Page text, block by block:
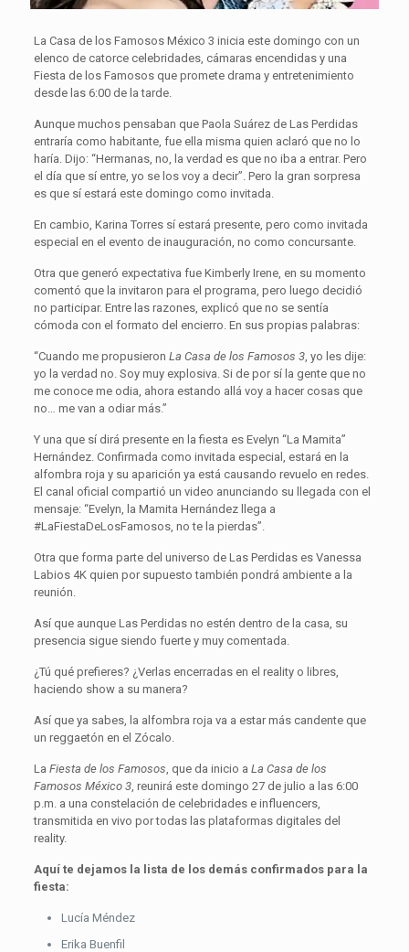
La Casa de los Famosos México 3 inicia este domingo con un
elenco de catorce celebridades, cámaras encendidas y una
Fiesta de los Famosos que promete drama y entretenimiento
desde las 6:00 de la tarde.
Aunque muchos pensaban que Paola Suárez de Las Perdidas
entraría como habitante, fue ella misma quien aclaró que no lo
haría. Dijo: “Hermanas, no, la verdad es que no iba a entrar. Pero
el día que sí entre, yo se los voy a decir”. Pero la gran sorpresa
es que sí estará este domingo como invitada.
En cambio, Karina Torres sí estará presente, pero como invitada
especial en el evento de inauguración, no como concursante.
Otra que generó expectativa fue Kimberly Irene, en su momento
comentó que la invitaron para el programa, pero luego decidió
no participar. Entre las razones, explicó que no se sentía
cómoda con el formato del encierro. En sus propias palabras:
“Cuando me propusieron La Casa de los Famosos 3, yo les dije:
yo la verdad no. Soy muy explosiva. Si de por sí la gente que no
me conoce me odia, ahora estando allá voy a hacer cosas que
no… me van a odiar más.”
Y una que sí dirá presente en la fiesta es Evelyn “La Mamita”
Hernández. Confirmada como invitada especial, estará en la
alfombra roja y su aparición ya está causando revuelo en redes.
El canal oficial compartió un video anunciando su llegada con el
mensaje: “Evelyn, la Mamita Hernández llega a
#LaFiestaDeLosFamosos, no te la pierdas”.
Otra que forma parte del universo de Las Perdidas es Vanessa
Labios 4K quien por supuesto también pondrá ambiente a la
reunión.
Así que aunque Las Perdidas no estén dentro de la casa, su
presencia sigue siendo fuerte y muy comentada.
¿Tú qué prefieres? ¿Verlas encerradas en el reality o libres,
haciendo show a su manera?
Así que ya sabes, la alfombra roja va a estar más candente que
un reggaetón en el Zócalo.
La Fiesta de los Famosos , que da inicio a La Casa de los
Famosos México 3, reunirá este domingo 27 de julio a las 6:00
p.m. a una constelación de celebridades e influencers,
transmitida en vivo por todas las plataformas digitales del
reality.
Aquí te dejamos la lista de los demás confirmados para la
fiesta:
Lucía Méndez
Erika Buenfil